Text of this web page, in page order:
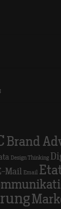
Brand
Design Thinking
Mail Email